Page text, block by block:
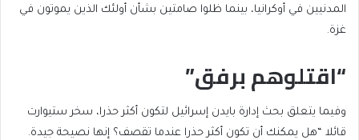
المدنيين في أوكرانيا، بينما ظلوا صامتين بشأن أولئك الذين يموتون في
غزة.
“اقتلوهم برفق”
وفيما يتعلق بحث إدارة بايدن إسرائيل لتكون أكثر حذرا، سخر ستيوارت
قائلا “هل يمكنك أن تكون أكثر حذرا عندما تقصف؟ إنها نصيحة جيدة.